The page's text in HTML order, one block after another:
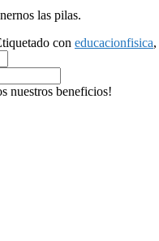
las pilas.
con educacionfisica,
nuestros beneficios!